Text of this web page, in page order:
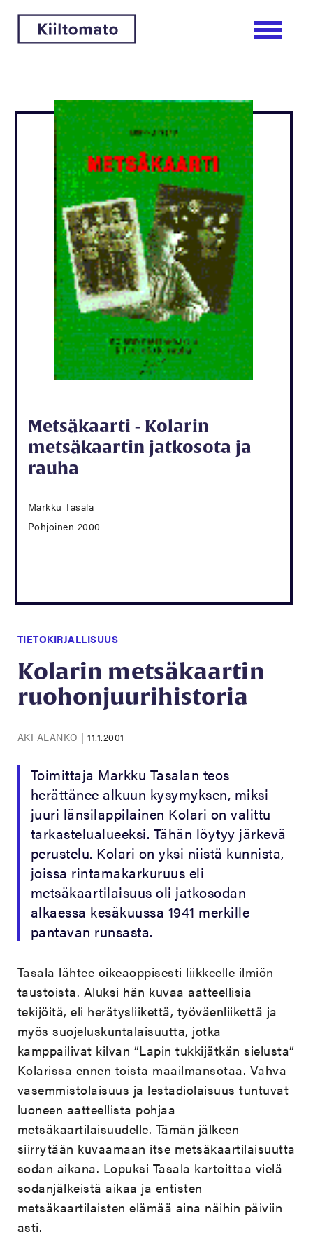
Metsäkaarti - Kolarin
metsäkaartin jatkosota ja
rauha
Markku Tasala
Pohjoinen 2000
TIETOKIRJALLISUUS
Kolarin metsäkaartin
ruohonjuurihistoria
AKI ALANKO |11.1.2001
Toimittaja Markku Tasalan teos
herättänee alkuun kysymyksen, miksi
juuri länsilappilainen Kolari on valittu
tarkastelualueeksi. Tähän löytyy järkevä
perustelu. Kolari on yksi niistä kunnista,
joissa rintamakarkuruus eli
metsäkaartilaisuus oli jatkosodan
alkaessa kesäkuussa 1941 merkille
pantavan runsasta.
Tasala lähtee oikeaoppisesti liikkeelle ilmiön
taustoista. Aluksi hän kuvaa aatteellisia
tekijöitä, eli herätysliikettä, työväenliikettä ja
myös suojeluskuntalaisuutta, jotka
kamppailivat kilvan “Lapin tukkijätkän sielusta“
Kolarissa ennen toista maailmansotaa. Vahva
vasemmistolaisuus ja lestadiolaisuus tuntuvat
luoneen aatteellista pohjaa
metsäkaartilaisuudelle. Tämän jälkeen
siirrytään kuvaamaan itse metsäkaartilaisuutta
sodan aikana. Lopuksi Tasala kartoittaa vielä
sodanjälkeistä aikaa ja entisten
metsäkaartilaisten elämää aina näihin päiviin
asti.